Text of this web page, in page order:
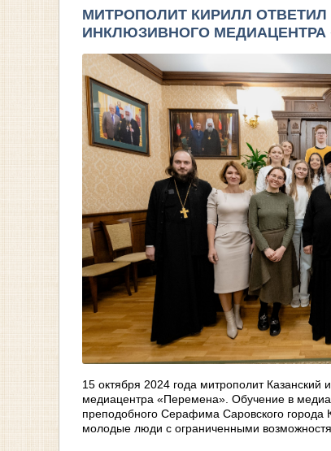
МИТРОПОЛИТ КИРИЛЛ
ИНКЛЮЗИВНОГО МЕДИАЦЕНТРА
15 октября 2024 года митрополит Казанский
медиацентра «Перемена». Обучение в
преподобного Серафима Саровского города
молодые люди с ограниченными